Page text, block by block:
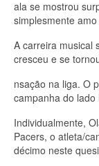
ala se mostrou
simplesmente
A carreira musical
cresceu e se
nsação na liga. O
campanha do lado
Individualmente,
Pacers, o atleta/
décimo neste